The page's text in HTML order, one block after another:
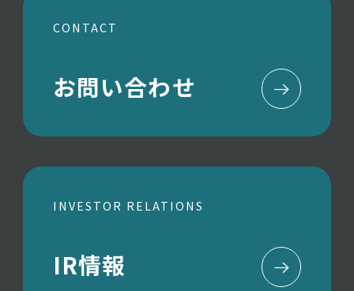
CONTACT
お問い合わせ
INVESTOR RELATIONS
IR情報